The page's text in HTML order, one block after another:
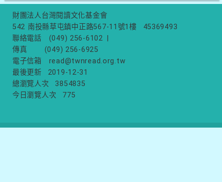
財團法人台灣閱讀文化基金會
542 南投縣草屯鎮中正路567-11號1樓
45369493
聯絡電話
(049) 256-6102
傳真
(049) 256-6925
電子信箱
read@twnread.org.tw
最後更新
2019-12-31
總瀏覽人次
3854835
今日瀏覽人次
775